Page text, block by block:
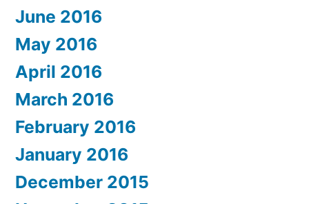
June 2016
May 2016
April 2016
March 2016
February 2016
January 2016
December 2015